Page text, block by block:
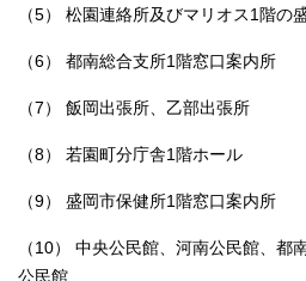
（5） 松園連絡所及びマリオス1階の
（6） 都南総合支所1階窓口案内所
（7） 飯岡出張所、乙部出張所
（8） 若園町分庁舎1階ホール
（9） 盛岡市保健所1階窓口案内所
（10） 中央公民館、河南公民館、都
公民館